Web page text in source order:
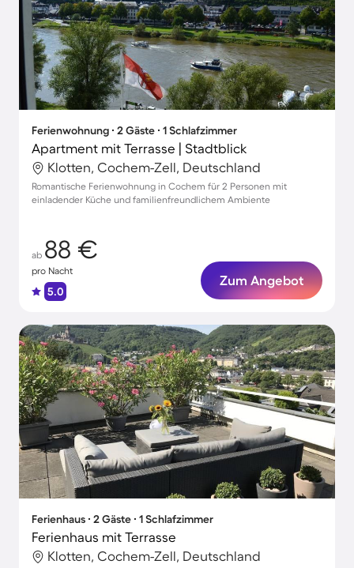
Ferienwohnung ∙ 2 Gäste ∙ 1 Schlafzimmer
Apartment mit Terrasse | Stadtblick
Klotten, Cochem-Zell, Deutschland
Romantische Ferienwohnung in Cochem für 2 Personen mit
einladender Küche und familienfreundlichem Ambiente
ab 88 €
pro Nacht
5.0
Zum Angebot
Ferienhaus ∙ 2 Gäste ∙ 1 Schlafzimmer
Ferienhaus mit Terrasse
Klotten, Cochem-Zell, Deutschland